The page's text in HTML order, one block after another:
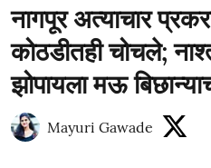
नागपूर अत्याचार
कोठडीतही चोचले;
झोपायला मऊ
Mayuri Gawade